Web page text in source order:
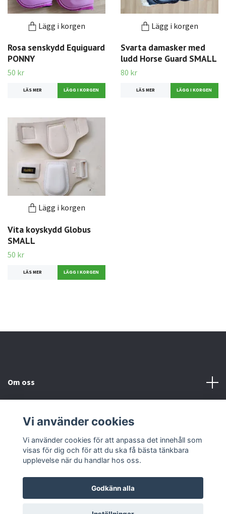
Lägg i korgen
Rosa senskydd Equiguard
PONNY
50 kr
LÄS MER
Lägg i korgen
Svarta damasker med
ludd Horse Guard SMALL
80 kr
LÄS MER
Lägg i korgen
Vita koyskydd Globus
SMALL
50 kr
LÄS MER
Om oss
Kontakta oss
© 2026 2nd HästPowered by Quickbutik
Vi använder cookies
Vi använder cookies för att anpassa det innehåll som
visas för dig och för att du ska få bästa tänkbara
upplevelse när du handlar hos oss.
Godkänn alla